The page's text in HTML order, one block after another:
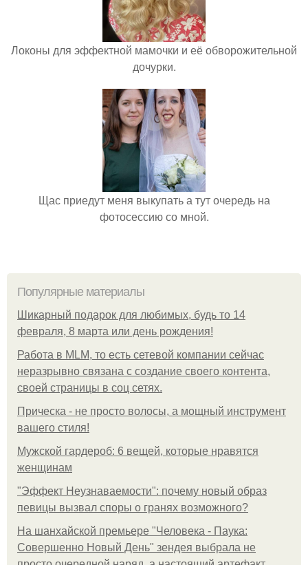
Локоны для эффектной мамочки и её обворожительной
дочурки.
Щас приедут меня выкупать а тут очередь на
фотосессию со мной.
Популярные материалы
Шикарный подарок для любимых, будь то 14
февраля, 8 марта или день рождения!
Работа в MLM, то есть сетевой компании сейчас
неразрывно связана с создание своего контента,
своей страницы в соц сетях.
Прическа - не просто волосы, а мощный инструмент
вашего стиля!
Мужской гардероб: 6 вещей, которые нравятся
женщинам
"Эффект Неузнаваемости": почему новый образ
певицы вызвал споры о гранях возможного?
На шанхайской премьере "Человека - Паука:
Совершенно Новый День" зендея выбрала не